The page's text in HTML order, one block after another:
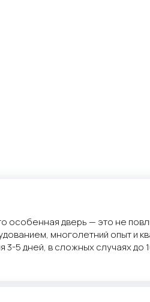
дверь — это не
многолетний опыт и
5 дней, в сложных случаях до